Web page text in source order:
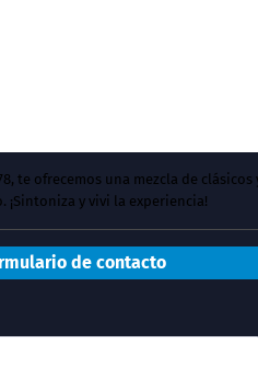
te ofrecemos una mezcla de
¡Sintoniza y vivi la experiencia!
de contacto